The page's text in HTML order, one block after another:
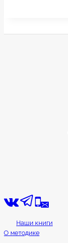
Наши книги
О методике